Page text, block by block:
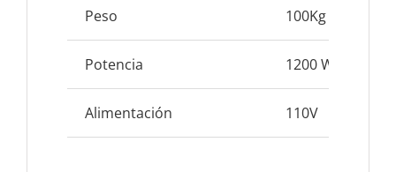
Peso 100Kg
Potencia 1200 W
Alimentación 110V